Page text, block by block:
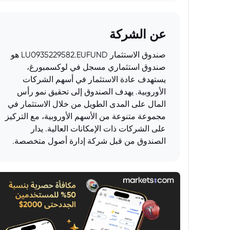
عن الشركة
صندوق الاستثمار LU0935229582.EUFUND هو
صندوق استثماري مسجل في لوكسمبورغ،
يستهدف عادة الاستثمار في أسهم الشركات
الأوروبية. يهدف الصندوق إلى تحقيق نمو رأس
المال على المدى الطويل من خلال الاستثمار في
مجموعة متنوعة من الأسهم الأوروبية، مع التركيز
على الشركات ذات الإمكانات العالية. يدار
الصندوق من قبل شركة إدارة أصول متخصصة.